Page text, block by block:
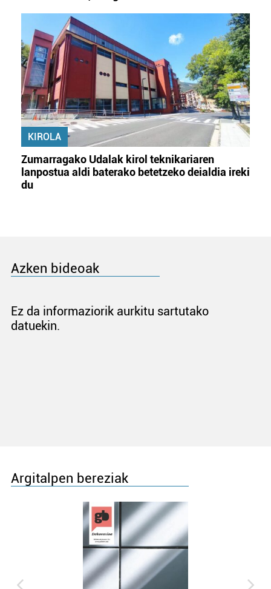
KIROLA
Zumarragako Udalak kirol teknikariaren
lanpostua aldi baterako betetzeko deialdia ireki
du
Azken bideoak
Ez da informaziorik aurkitu sartutako
datuekin.
Argitalpen bereziak